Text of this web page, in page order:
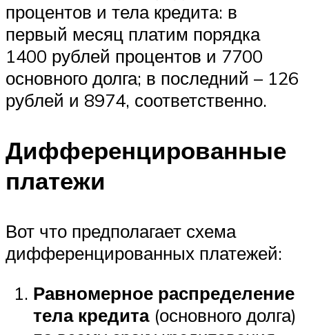
процентов и тела кредита: в
первый месяц платим порядка
1400 рублей процентов и 7700
основного долга; в последний – 126
рублей и 8974, соответственно.
Дифференцированные
платежи
Вот что предполагает схема
дифференцированных платежей:
Равномерное распределение
тела кредита(основного долга)